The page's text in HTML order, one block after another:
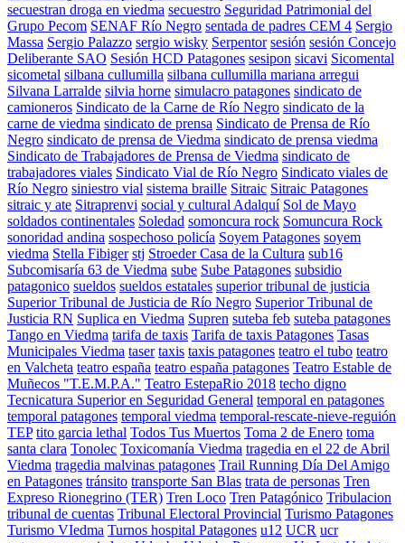
secuestran droga en viedma secuestro Seguridad Patrimonial del
Grupo Pecom SENAF Río Negro sentada de padres CEM 4 Sergio
Massa Sergio Palazzo sergio wisky Serpentor sesión sesión Concejo
Deliberante SAO Sesión HCD Patagones sesipon sicavi Sicomental
sicometal silbana cullumilla silbana cullumilla mariana arregui
Silvana Larralde silvia horne simulacro patagones sindicato de
camioneros Sindicato de la Carne de Río Negro sindicato de la
carne de viedma sindicato de prensa Sindicato de Prensa de Río
Negro sindicato de prensa de Viedma sindicato de prensa viedma
Sindicato de Trabajadores de Prensa de Viedma sindicato de
trabajadores viales Sindicato Vial de Río Negro Sindicato viales de
Río Negro siniestro vial sistema braille Sitraic Sitraic Patagones
sitraic y ate Sitraprenvi social y cultural Adalquí Sol de Mayo
soldados continentales Soledad somoncura rock Somuncura Rock
sonoridad andina sospechoso policía Soyem Patagones soyem
viedma Stella Fibiger stj Stroeder Casa de la Cultura sub16
Subcomisaría 63 de Viedma sube Sube Patagones subsidio
patagonico sueldos sueldos estatales superior tribunal de justicia
Superior Tribunal de Justicia de Río Negro Superior Tribunal de
Justicia RN Suplica en Viedma Supren suteba feb suteba patagones
Tango en Viedma tarifa de taxis Tarifa de taxis Patagones Tasas
Municipales Viedma taser taxis taxis patagones teatro el tubo teatro
en Valcheta teatro españa teatro españa patagones Teatro Estable de
Muñecos "T.E.M.P.A." Teatro EstepaRio 2018 techo digno
Tecnicatura Superior en Seguridad General temporal en patagones
temporal patagones temporal viedma temporal-rescate-nieve-reguión
TEP tito garcia lethal Todos Tus Muertos Toma 2 de Enero toma
santa clara Tonolec Toxicomanía Viedma tragedia en el 22 de Abril
Viedma tragedia malvinas patagones Trail Running Día Del Amigo
en Patagones tránsito transporte San Blas trata de personas Tren
Expreso Rionegrino (TER) Tren Loco Tren Patagónico Tribulacion
tribunal de cuentas Tribunal Electoral Provincial Turismo Patagones
Turismo VIedma Turnos hospital Patagones u12 UCR ucr